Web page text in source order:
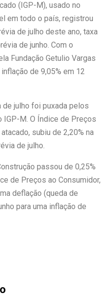
(IGP-M), usado no
em todo o país, registrou
de julho deste ano, taxa
de junho. Com o
Fundação Getulio Vargas
de 9,05% em 12
de julho foi puxada pelos
M. O Índice de Preços
subiu de 2,20% na
de julho.
passou de 0,25%
de Preços ao Consumidor,
deflação (queda de
para uma inflação de